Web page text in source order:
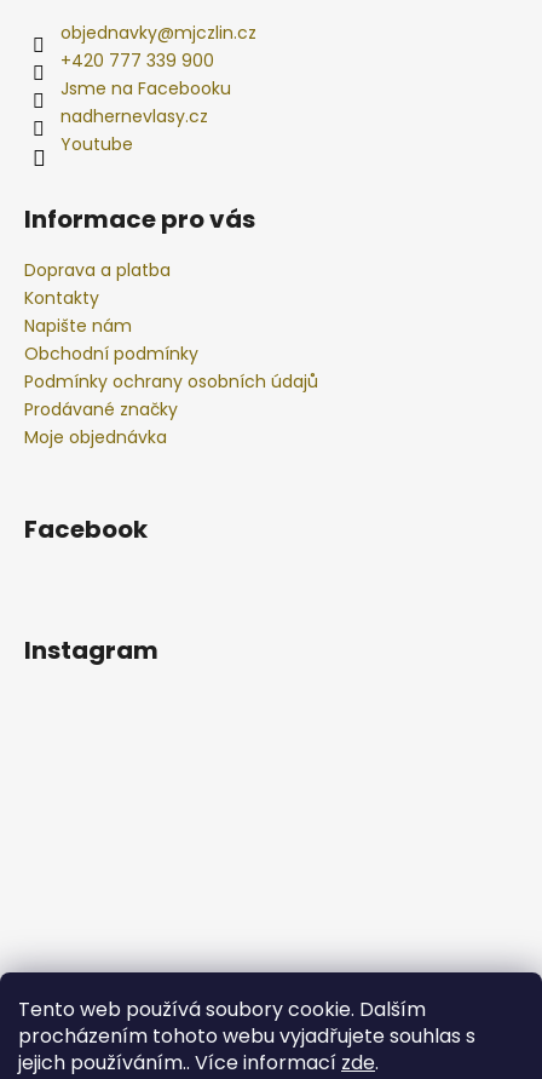
Tento web používá soubory cookie. Dalším
procházením tohoto webu vyjadřujete souhlas s
jejich používáním.. Více informací zde.
objednavky@mjczlin.cz
+420 777 339 900
Jsme na Facebooku
nadhernevlasy.cz
Youtube
Informace pro vás
Doprava a platba
Kontakty
Napište nám
Obchodní podmínky
Podmínky ochrany osobních údajů
Prodávané značky
Moje objednávka
Facebook
Instagram